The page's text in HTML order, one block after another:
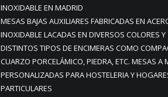
INOXIDABLE EN MADRID
MESAS BAJAS AUXILIARES FABRICADAS EN
INOXIDABLE LACADAS EN DIVERSOS COLORES Y
DISTINTOS TIPOS DE ENCIMERAS COMO
CUARZO PORCELÁMICO, PIEDRA, ETC. MESAS A
PERSONALIZADAS PARA HOSTELERIA Y
PARTICULARES